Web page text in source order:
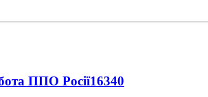
ППО Росії16340